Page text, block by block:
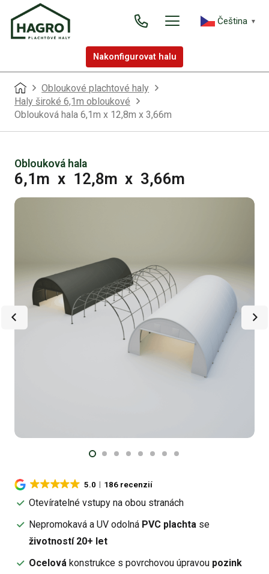
Čeština‎ ▼
Nakonfigurovat halu
Obloukové plachtové haly
Haly široké 6,1m obloukové
Oblouková hala 6,1m x 12,8m x 3,66m
Oblouková hala
6,1m x 12,8m x 3,66m
5.0 186 recenzií
Otevíratelné vstupy na obou stranách
Nepromokavá a UV odolná PVC plachta se
životností 20+ let
Ocelová konstrukce s povrchovou úpravou pozink